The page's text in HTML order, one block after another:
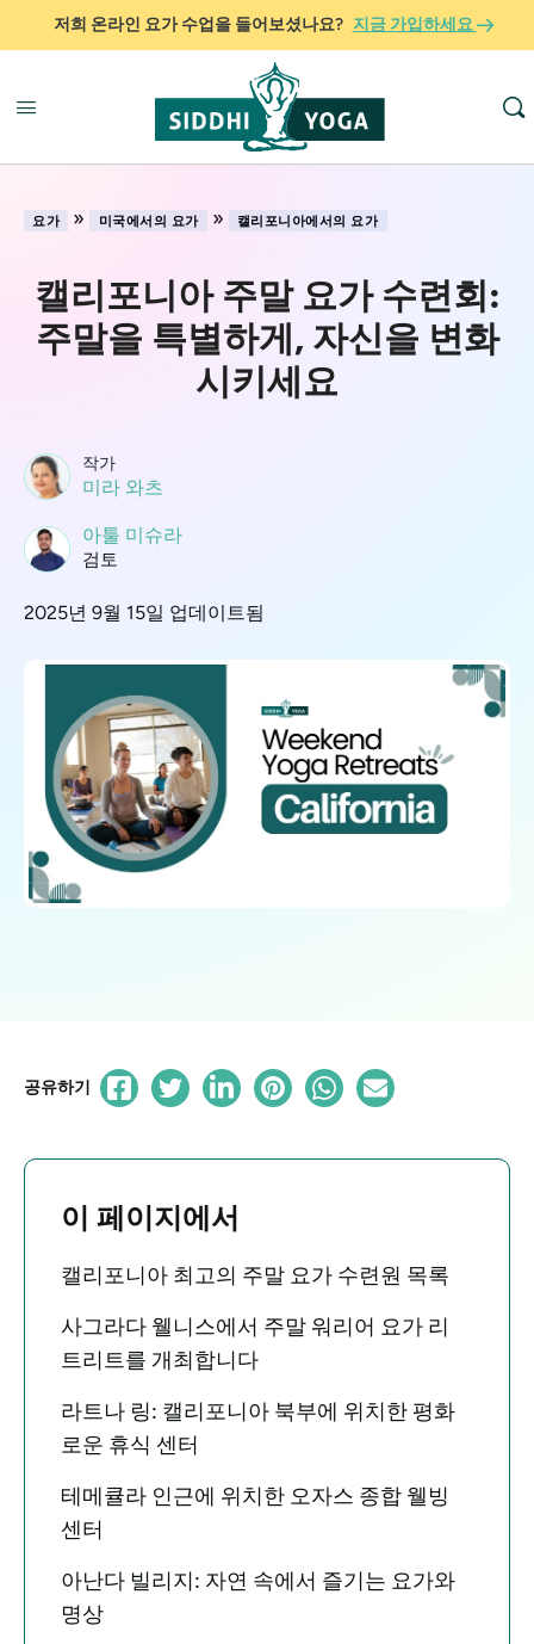
저희 온라인 요가 수업을 들어보셨나요? 지금 가입하세요
요가 » 미국에서의 요가 » 캘리포니아에서의 요가
캘리포니아 주말 요가 수련회:
주말을 특별하게, 자신을 변화
시키세요
작가
미라 와츠
아툴 미슈라
검토
2025년 9월 15일 업데이트됨
공유하기
이 페이지에서
캘리포니아 최고의 주말 요가 수련원 목록
사그라다 웰니스에서 주말 워리어 요가 리
트리트를 개최합니다
라트나 링: 캘리포니아 북부에 위치한 평화
로운 휴식 센터
테메큘라 인근에 위치한 오자스 종합 웰빙
센터
아난다 빌리지: 자연 속에서 즐기는 요가와
명상